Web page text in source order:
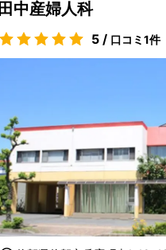
田中産婦人科
5 / 口コミ 1件